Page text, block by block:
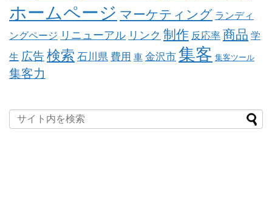
ホームページ マーケティング ランディ
ングページ リニューアル リンク 制作 反応率 商品 学
生 広告検索 石川県 費用 車 金沢市 集客 集客ツール
集客力